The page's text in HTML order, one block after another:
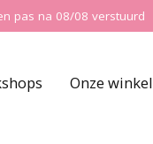
pas na 08/08 verstuurd
Onze winkel